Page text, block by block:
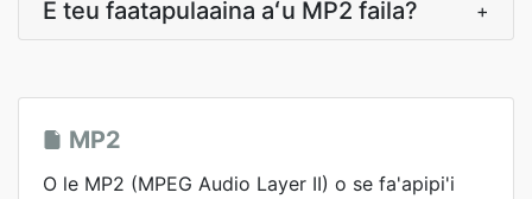
E teu faatapulaaina aʻu MP2 faila? +
MP2
O le MP2 (MPEG Audio Layer II) o se fa'apipi'i